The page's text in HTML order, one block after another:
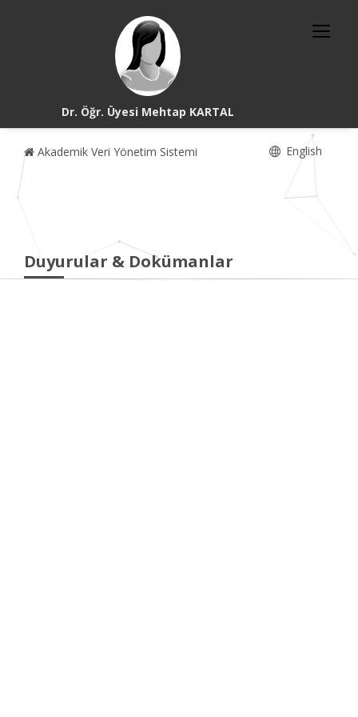
Dr. Öğr. Üyesi Mehtap KARTAL
Akademik Veri Yönetim Sistemi English
Duyurular & Dokümanlar